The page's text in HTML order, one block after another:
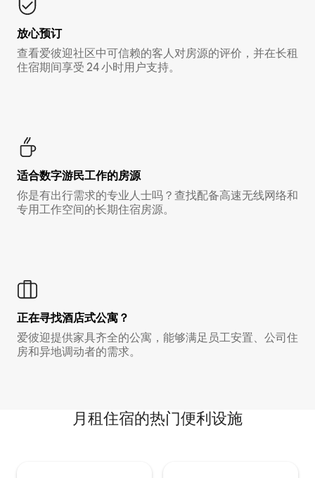
放心预订
查看爱彼迎社区中可信赖的客人对房源的评价，并在长租
住宿期间享受 24 小时用户支持。
适合数字游民工作的房源
你是有出行需求的专业人士吗？查找配备高速无线网络和
专用工作空间的长期住宿房源。
正在寻找酒店式公寓？
爱彼迎提供家具齐全的公寓，能够满足员工安置、公司住
房和异地调动者的需求。
月租住宿的热门便利设施